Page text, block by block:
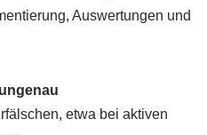
Auswertungen und
etwa bei aktiven